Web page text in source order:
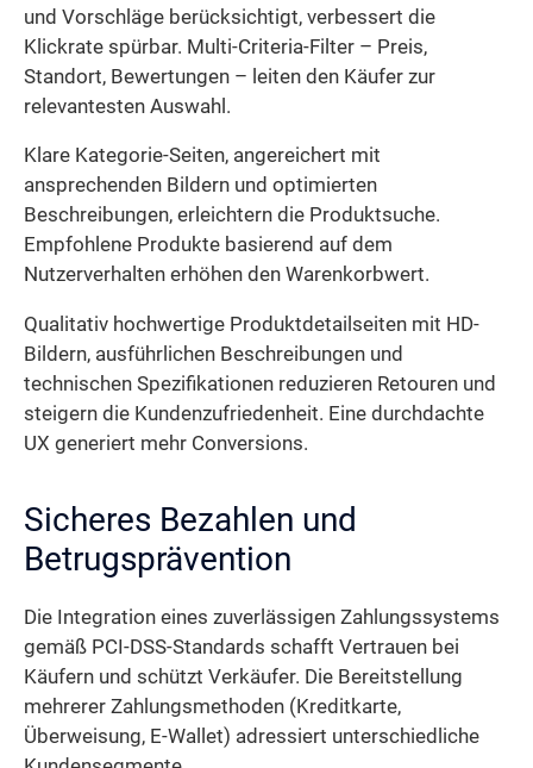
und Vorschläge berücksichtigt, verbessert die
Klickrate spürbar. Multi-Criteria-Filter – Preis,
Standort, Bewertungen – leiten den Käufer zur
relevantesten Auswahl.
Klare Kategorie-Seiten, angereichert mit
ansprechenden Bildern und optimierten
Beschreibungen, erleichtern die Produktsuche.
Empfohlene Produkte basierend auf dem
Nutzerverhalten erhöhen den Warenkorbwert.
Qualitativ hochwertige Produktdetailseiten mit HD-
Bildern, ausführlichen Beschreibungen und
technischen Spezifikationen reduzieren Retouren und
steigern die Kundenzufriedenheit. Eine durchdachte
UX generiert mehr Conversions.
Sicheres Bezahlen und
Betrugsprävention
Die Integration eines zuverlässigen Zahlungssystems
gemäß PCI-DSS-Standards schafft Vertrauen bei
Käufern und schützt Verkäufer. Die Bereitstellung
mehrerer Zahlungsmethoden (Kreditkarte,
Überweisung, E-Wallet) adressiert unterschiedliche